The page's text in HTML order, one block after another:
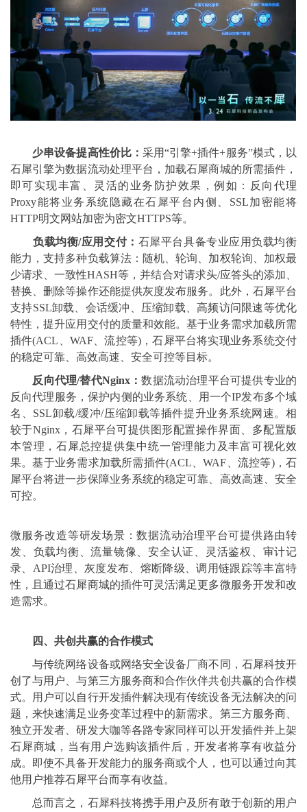
少串设备提高性价比： 采用“引擎+插件+服务”模式，以
石犀引擎为数据流动处理平台，加载石犀商城的所需插件，
即可实现丰富、灵活的业务防护效果，例如：反向代理
Proxy能将业务系统隐藏在石犀平台内侧、SSL加密能将
HTTP明文网站加密为密文HTTPS等。
负载均衡/应用交付： 石犀平台具备专业应用负载均衡
能力，支持多种负载算法：随机、轮询、加权轮询、加权最
少请求、一致性HASH等，并结合对请求头/应答头的添加、
替换、删除等操作还能提供灰度发布服务。此外，石犀平台
支持SSL卸载、会话缓冲、压缩卸载、高频访问限速等优化
特性，提升应用交付的质量和效能。基于业务需求加载所需
插件(ACL、WAF、流控等)，石犀平台将实现业务系统交付
的稳定可靠、高效高速、安全可控等目标。
反向代理/替代Nginx：数据流动治理平台可提供专业的
反向代理服务，保护内侧的业务系统、用一个IP发布多个域
名、SSL卸载/缓冲/压缩卸载等插件提升业务系统网速。相
较于Nginx，石犀平台可提供图形配置操作界面、多配置版
本管理，石犀总控提供集中统一管理能力及丰富可视化效
果。基于业务需求加载所需插件(ACL、WAF、流控等)，石
犀平台将进一步保障业务系统的稳定可靠、高效高速、安全
可控。
微服务改造等研发场景：数据流动治理平台可提供路由转
发、负载均衡、流量镜像、安全认证、灵活鉴权、审计记
录、API治理、灰度发布、熔断降级、调用链跟踪等丰富特
性，且通过石犀商城的插件可灵活满足更多微服务开发和改
造需求。
四、共创共赢的合作模式
与传统网络设备或网络安全设备厂商不同，石犀科技开
创了与用户、与第三方服务商和合作伙伴共创共赢的合作模
式。用户可以自行开发插件解决现有传统设备无法解决的问
题，来快速满足业务变革过程中的新需求。第三方服务商、
独立开发者、研发大咖等各路专家同样可以开发插件并上架
石犀商城，当有用户选购该插件后，开发者将享有收益分
成。即使不具备开发能力的服务商或个人，也可以通过向其
他用户推荐石犀平台而享有收益。
总而言之，石犀科技将携手用户及所有敢于创新的用户